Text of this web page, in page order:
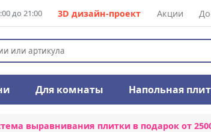
до 21:00 3D дизайн-проект Акции
Для комнаты Напольная
выравнивания плиткив подарок от